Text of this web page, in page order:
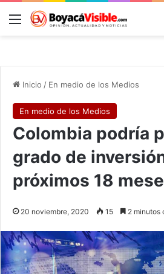
Menú
Inicio / En medio de los Medios
En medio de los Medios
Colombia podría
grado de
próximos 18
20 noviembre, 2020 15 2 minutos